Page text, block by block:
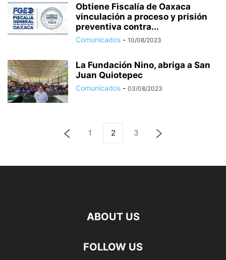
Obtiene Fiscalía de Oaxaca
vinculación a proceso y prisión
preventiva contra...
Comunicados - 10/08/2023
La Fundación Nino, abriga a San
Juan Quiotepec
Comunicados - 03/08/2023
1 2 3
ABOUT US
FOLLOW US